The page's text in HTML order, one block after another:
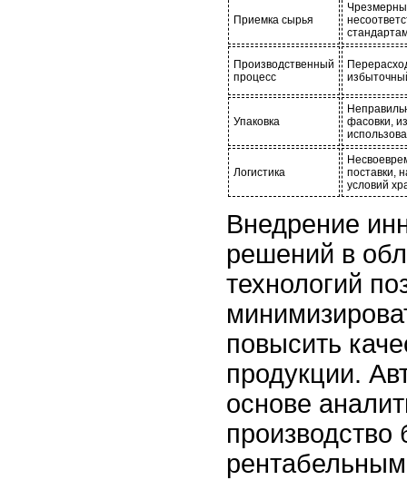
Приемка сырья
Производственный
процесс
Упаковка
фасовки,
Логистика
поставки,
условий
Внедрение
решений в
технологий
повысить
продукции.
основе